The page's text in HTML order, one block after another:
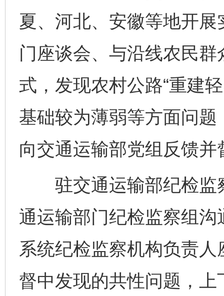
夏、河北、安徽等地开
门座谈会、与沿线农民
式，发现农村公路“重建
基础较为薄弱等方面问
向交通运输部党组反馈
驻交通运输部纪检监
通运输部门纪检监察组
系统纪检监察机构负责
督中发现的共性问题，